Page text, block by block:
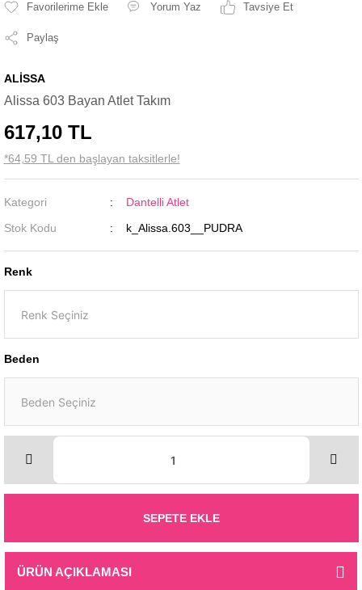
Yorum Yaz Tavsiye Et
Paylaş
ALİSSA
Alissa 603 Bayan Atlet Takım
617,10 TL
*64,59 TL den başlayan taksitlerle!
Kategori
Dantelli Atlet
Stok Kodu
k_Alissa.603__PUDRA
Renk
Beden
SEPETE EKLE
ÜRÜN AÇIKLAMASI